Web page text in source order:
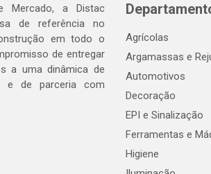
a Distac
de referência no
em todo o
de entregar
a uma dinâmica de
e de parceria com
Agrícolas
Argamassas e
Automotivos
Decoração
EPI e Sinalização
Ferramentas e
Higiene